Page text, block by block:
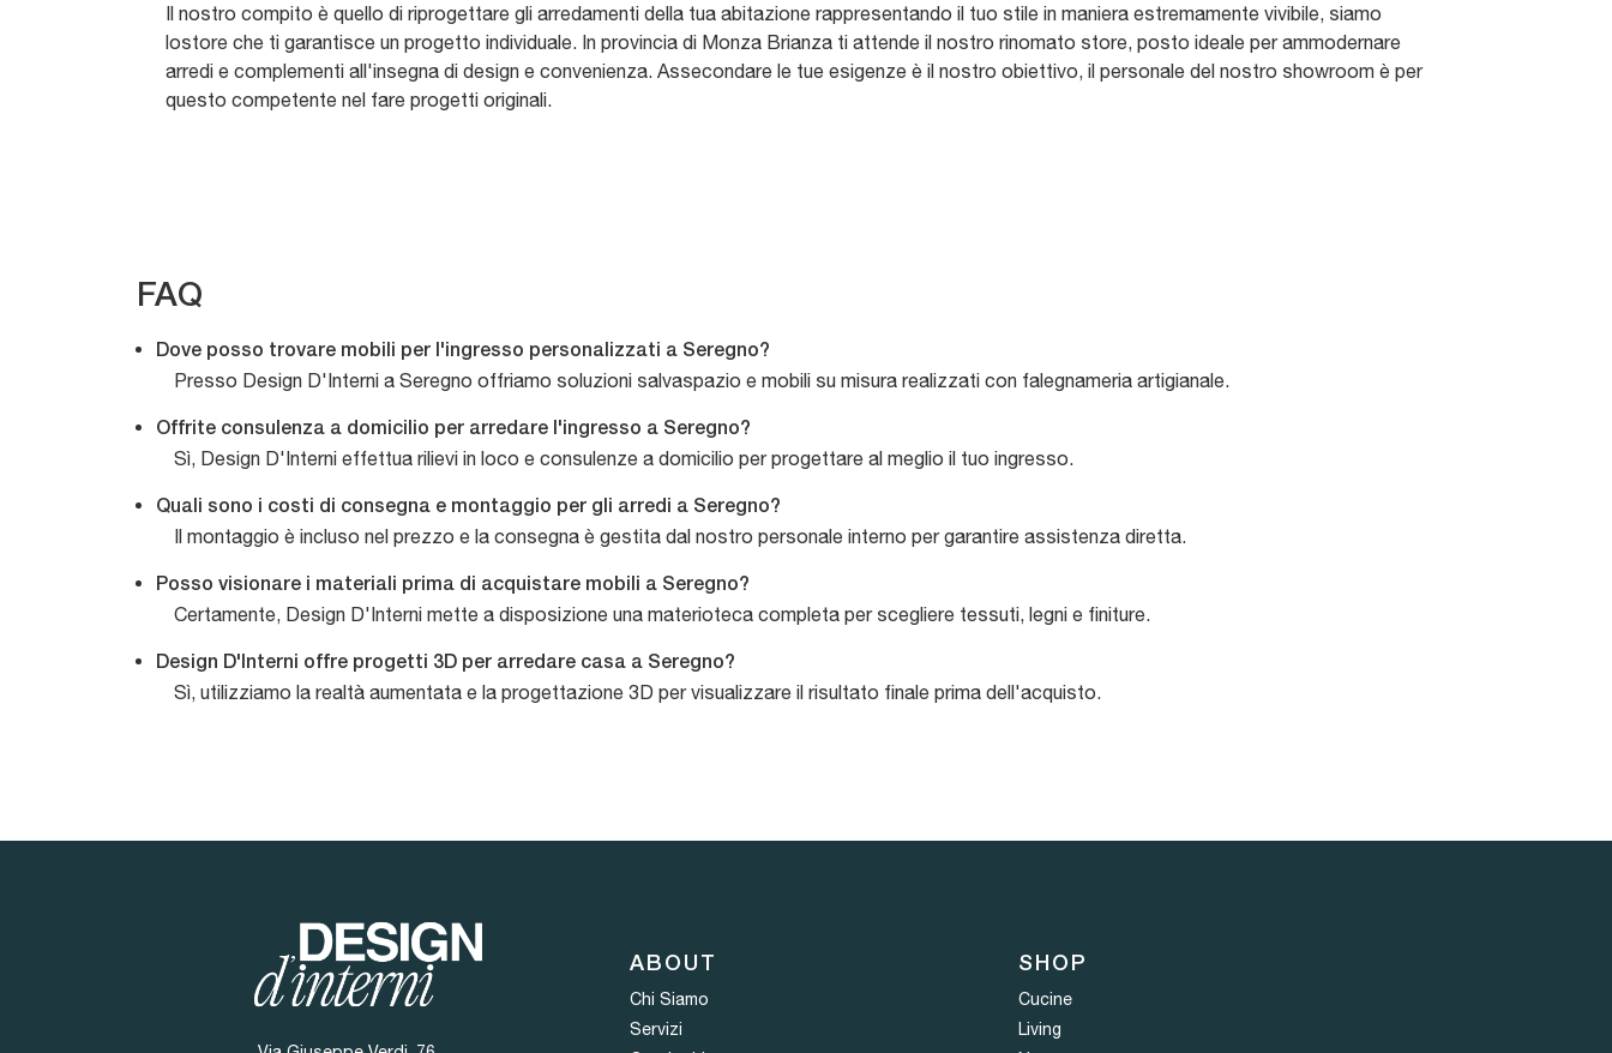
Il nostro compito è quello di riprogettare gli arredamenti della tua abitazione rappresentando il tuo stile in maniera estremamente vivibile, siamo
lostore che ti garantisce un progetto individuale. In provincia di Monza Brianza ti attende il nostro rinomato store, posto ideale per ammodernare
arredi e complementi all'insegna di design e convenienza. Assecondare le tue esigenze è il nostro obiettivo, il personale del nostro showroom è per
questo competente nel fare progetti originali.
FAQ
Dove posso trovare mobili per l'ingresso personalizzati a Seregno?
Presso Design D'Interni a Seregno offriamo soluzioni salvaspazio e mobili su misura realizzati con falegnameria artigianale.
Offrite consulenza a domicilio per arredare l'ingresso a Seregno?
Sì, Design D'Interni effettua rilievi in loco e consulenze a domicilio per progettare al meglio il tuo ingresso.
Quali sono i costi di consegna e montaggio per gli arredi a Seregno?
Il montaggio è incluso nel prezzo e la consegna è gestita dal nostro personale interno per garantire assistenza diretta.
Posso visionare i materiali prima di acquistare mobili a Seregno?
Certamente, Design D'Interni mette a disposizione una materioteca completa per scegliere tessuti, legni e finiture.
Design D'Interni offre progetti 3D per arredare casa a Seregno?
Sì, utilizziamo la realtà aumentata e la progettazione 3D per visualizzare il risultato finale prima dell'acquisto.
ABOUT
Chi Siamo
Servizi
SHOP
Cucine
Living